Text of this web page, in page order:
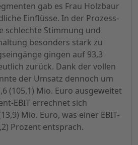
gab es Frau Holzbaur
Einflüsse. In der Prozess-
schlechte Stimmung und
besonders stark zu
gingen auf 93,3
zurück. Dank der vollen
der Umsatz dennoch um
(105,1) Mio. Euro ausgeweitet
EBIT errechnet sich
Mio. Euro, was einer EBIT-
Prozent entsprach.